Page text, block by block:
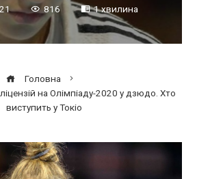
816 1 хвилина
Головна
на Олімпіаду-2020 у дзюдо. Хто
виступить у Токіо